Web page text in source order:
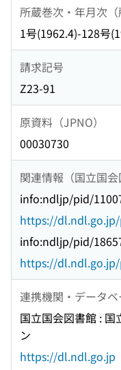
所蔵巻次・年月次（
1号(1962.4)-128号
請求記号
Z23-91
原資料（JPNO）
00030730
関連情報（国立国会
info:ndljp/pid/
https://
info:ndljp/pid/
https://
連携機関・データベ
国立国会図書館 : 国
ン
https://dl.ndl.go.jp